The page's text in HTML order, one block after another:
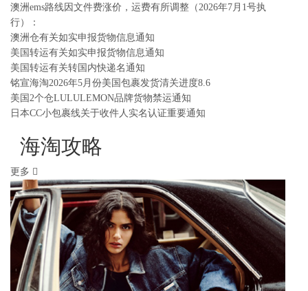
澳洲ems路线因文件费涨价，运费有所调整（2026年7月1号执
行）：
澳洲仓有关如实申报货物信息通知
美国转运有关如实申报货物信息通知
美国转运有关转国内快递名通知
铭宣海淘2026年5月份美国包裹发货清关进度8.6
美国2个仓LULULEMON品牌货物禁运通知
日本CC小包裹线关于收件人实名认证重要通知
海淘攻略
更多